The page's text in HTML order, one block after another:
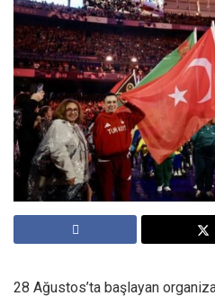
28 Ağustos’ta başlayan